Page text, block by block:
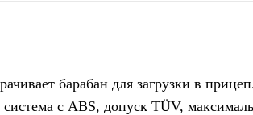
барабан для загрузки в
с ABS, допуск TÜV,